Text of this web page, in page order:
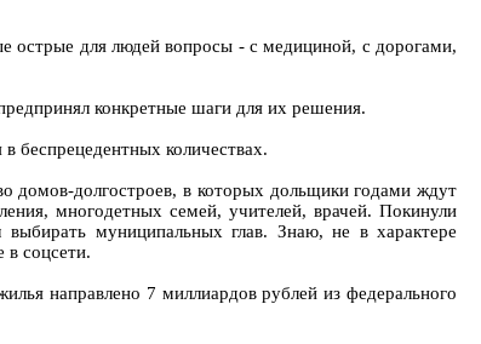
острые для людей вопросы - с медициной, с дорогами,
конкретные шаги для их решения.
беспрецедентных количествах.
домов-долгостроев, в которых дольщики годами ждут
многодетных семей, учителей, врачей. Покинули
муниципальных глав. Знаю, не в характере
в соцсети.
направлено 7 миллиардов рублей из федерального